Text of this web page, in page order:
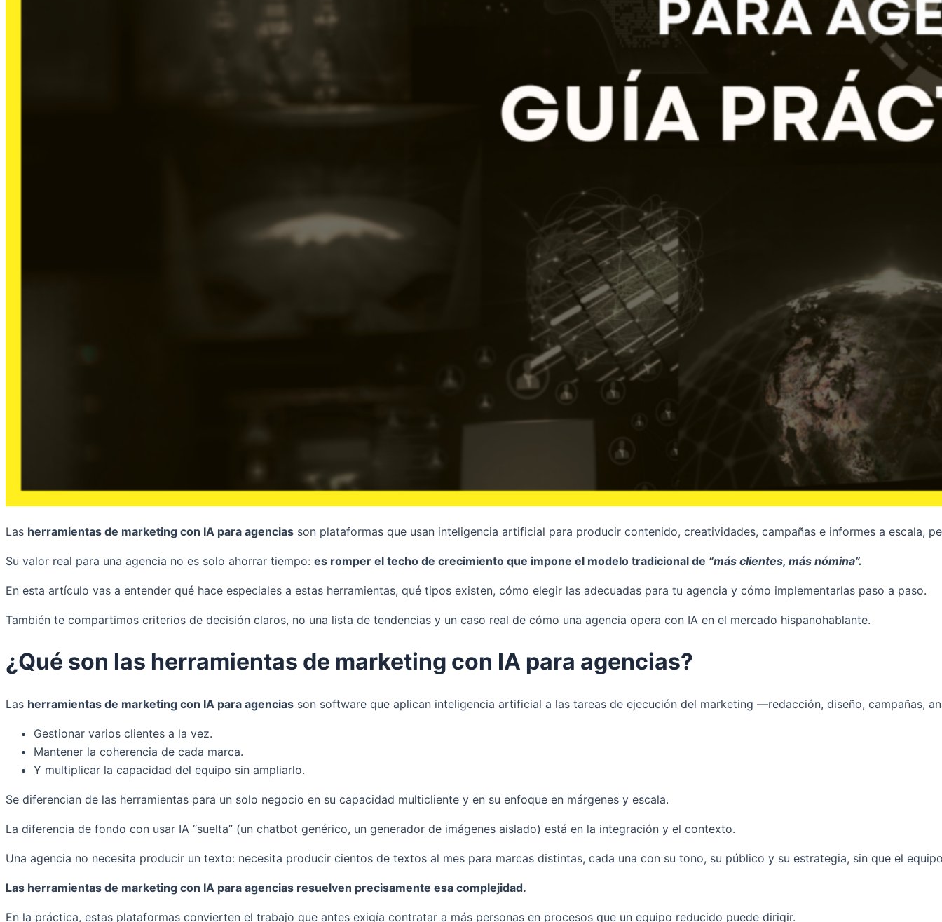
Las herramientas de marketing con IA para agencias son plataformas que usan inteligencia artificial para producir contenido, creatividades, campañas e informes a escala,
Su valor real para una agencia no es solo ahorrar tiempo: es romper el techo de crecimiento que impone el modelo tradicional de “más clientes, más nómina”.
En esta artículo vas a entender qué hace especiales a estas herramientas, qué tipos existen, cómo elegir las adecuadas para tu agencia y cómo implementarlas paso a paso.
También te compartimos criterios de decisión claros, no una lista de tendencias y un caso real de cómo una agencia opera con IA en el mercado hispanohablante.
¿Qué son las herramientas de marketing con IA para agencias?
Las herramientas de marketing con IA para agencias son software que aplican inteligencia artificial a las tareas de ejecución del marketing —redacción, diseño, campañas,
Gestionar varios clientes a la vez.
Mantener la coherencia de cada marca.
Y multiplicar la capacidad del equipo sin ampliarlo.
Se diferencian de las herramientas para un solo negocio en su capacidad multicliente y en su enfoque en márgenes y escala.
La diferencia de fondo con usar IA “suelta” (un chatbot genérico, un generador de imágenes aislado) está en la integración y el contexto.
Una agencia no necesita producir un texto: necesita producir cientos de textos al mes para marcas distintas, cada una con su tono, su público y su estrategia, sin que el
Las herramientas de marketing con IA para agencias resuelven precisamente esa complejidad.
En la práctica, estas plataformas convierten el trabajo que antes exigía contratar a más personas en procesos que un equipo reducido puede dirigir.